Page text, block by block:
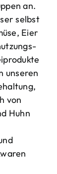
an.
selbst
Eier
unseren
von
Huhn